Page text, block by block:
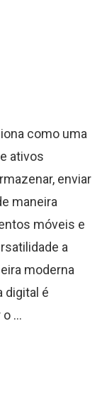
como uma
ativos
enviar
maneira
móveis e
a
moderna
digital é
...